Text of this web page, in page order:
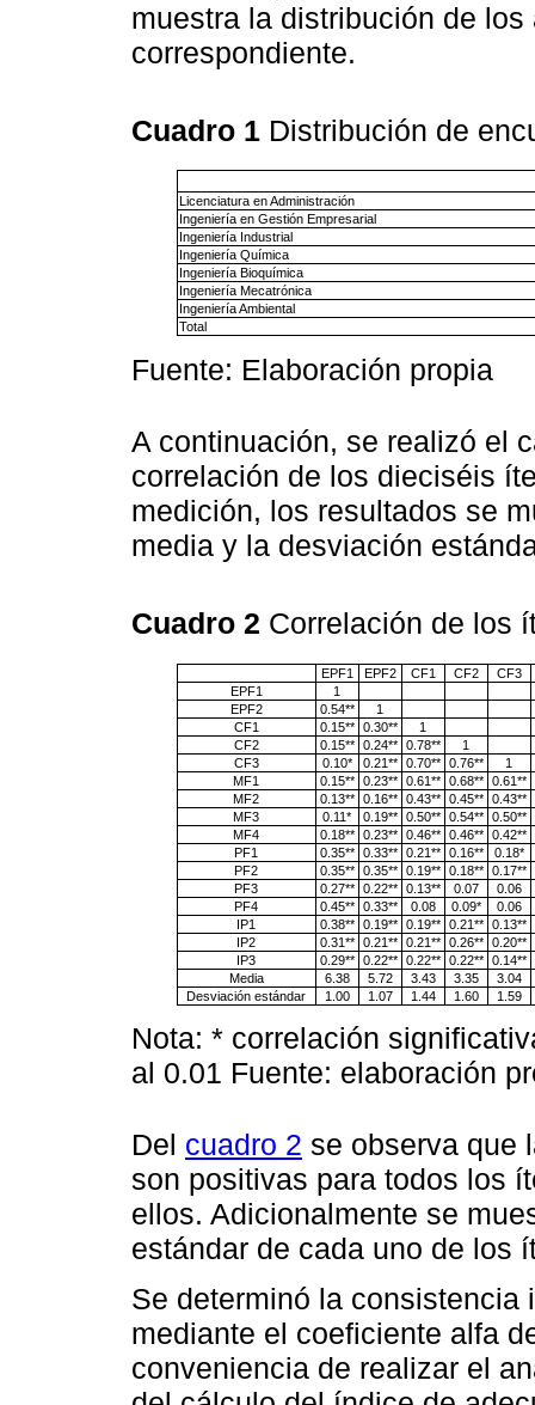
muestra la distribución de
correspondiente.
Cuadro 1 Distribución de
Licenciatura en Administración
Ingeniería en Gestión Empresarial
Ingeniería Industrial
Ingeniería Química
Ingeniería Bioquímica
Ingeniería Mecatrónica
Ingeniería Ambiental
Total
Fuente: Elaboración propia
A continuación, se realizó el
correlación de los dieciséis
medición, los resultados se
media y la desviación
Cuadro 2 Correlación de los
EPF1 EPF2 CF1 CF2
CF3
EPF1
1
EPF2
0.54**
1
CF1
0.15** 0.30**
1
CF2
0.15** 0.24** 0.78**
1
CF3
0.10* 0.21** 0.70** 0.76**
1
MF1
0.15** 0.23** 0.61** 0.68**
0.61**
MF2
0.13** 0.16** 0.43** 0.45** 0.43**
MF3
0.11* 0.19** 0.50** 0.54** 0.50**
MF4
0.18** 0.23** 0.46** 0.46** 0.42**
PF1
0.35** 0.33** 0.21** 0.16** 0.18*
PF2
0.35** 0.35** 0.19** 0.18** 0.17**
PF3
0.27** 0.22** 0.13** 0.07
0.06
PF4
0.45** 0.33** 0.08 0.09* 0.06
IP1
0.38** 0.19** 0.19** 0.21** 0.13**
IP2
0.31** 0.21** 0.21** 0.26** 0.20**
IP3
0.29** 0.22** 0.22** 0.22** 0.14**
Media
6.38 5.72 3.43 3.35
3.04
Desviación estándar
1.00 1.07 1.44 1.60 1.59
Nota: * correlación
al 0.01 Fuente: elaboración
Del cuadro 2 se observa que
son positivas para todos los
ellos. Adicionalmente se
estándar de cada uno de los
Se determinó la consistencia
mediante el coeficiente alfa
conveniencia de realizar el